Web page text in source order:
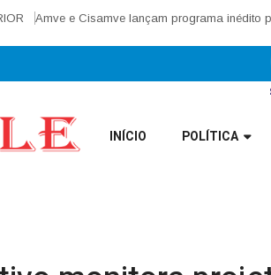
e Cisamve lançam programa inédito para
INÍCIO POLÍTICA